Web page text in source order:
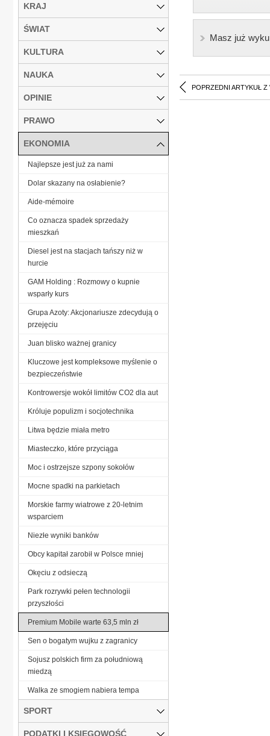
Masz już
POPRZEDNI ARTYKUŁ Z
KRAJ
ŚWIAT
KULTURA
NAUKA
OPINIE
PRAWO
EKONOMIA
Najlepsze jest już za nami
Dolar skazany na osłabienie?
Aide-mémoire
Co oznacza spadek sprzedaży
mieszkań
Diesel jest na stacjach tańszy niż w
hurcie
GAM Holding : Rozmowy o kupnie
wsparły kurs
Grupa Azoty: Akcjonariusze zdecydują o
przejęciu
Juan blisko ważnej granicy
Kluczowe jest kompleksowe myślenie o
bezpieczeństwie
Kontrowersje wokół limitów CO2 dla aut
Króluje populizm i socjotechnika
Litwa będzie miała metro
Miasteczko, które przyciąga
Moc i ostrzejsze szpony sokołów
Mocne spadki na parkietach
Morskie farmy wiatrowe z 20-letnim
wsparciem
Niezłe wyniki banków
Obcy kapitał zarobił w Polsce mniej
Okęciu z odsieczą
Park rozrywki pełen technologii
przyszłości
Premium Mobile warte 63,5 mln zł
Sen o bogatym wujku z zagranicy
Sojusz polskich firm za południową
miedzą
Walka ze smogiem nabiera tempa
SPORT
PODATKI I KSIĘGOWOŚĆ